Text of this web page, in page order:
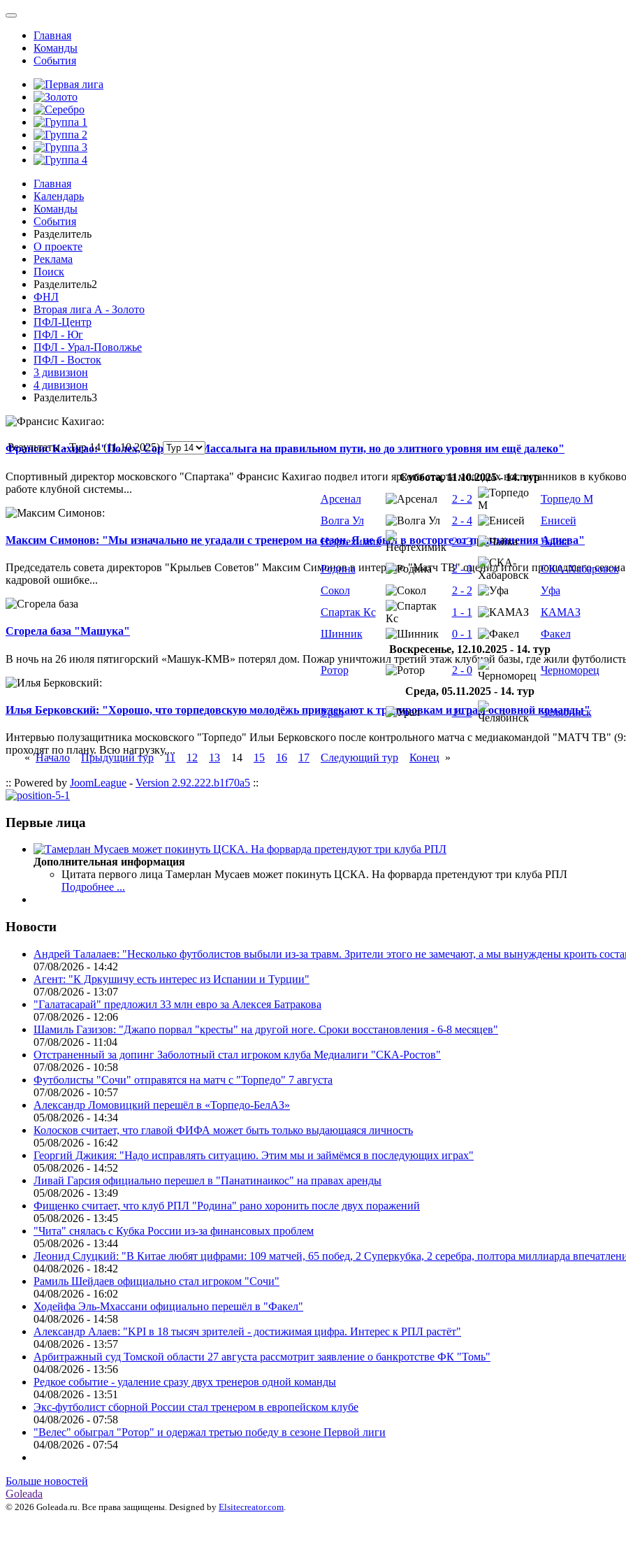
Главная
Команды
События
Главная
Календарь
Команды
События
Разделитель
О проекте
Реклама
Поиск
Разделитель2
ФНЛ
Вторая лига А - Золото
ПФЛ-Центр
ПФЛ - Юг
ПФЛ - Урал-Поволжье
ПФЛ - Восток
3 дивизион
4 дивизион
Разделитель3
Франсис Кахигао: "Полех, Сорокин и Массалыга на правильном пути, но до элитного уровня им ещё далеко"
Спортивный директор московского "Спартака" Франсис Кахигао подвел итоги яркого старта молодых воспитанников в
работе клубной системы...
Максим Симонов: "Мы изначально не угадали с тренером на сезон. Я не был в восторге от приглашения Адиева"
Председатель совета директоров "Крыльев Советов" Максим Симонов в интервью "Матч ТВ" оценил итоги прошедшего сезона
кадровой ошибке...
Сгорела база "Машука"
В ночь на 26 июля пятигорский «Машук-КМВ» потерял дом. Пожар уничтожил третий этаж клубной базы, где жили
Илья Берковский: "Хорошо, что торпедовскую молодёжь привлекают к тренировкам и играм основной команды"
Интервью полузащитника московского "Торпедо" Ильи Берковского после контрольного матча с медиакомандой "МАТЧ ТВ"
проходят по плану. Всю нагрузку,...
Результаты - Тур 14 (11.10.2025)
Суббота, 11.10.2025 - 14. тур
Арсенал
2 - 2
Торпедо М
Волга Ул
2 - 4
Енисей
Нефтехимик
2 - 3 Чайка
Родина 2 - 0
СКА-Хабаровск
Сокол
2 - 2
Уфа
Спартак Кс
1 - 1
КАМАЗ
Шинник
0 - 1
Факел
Воскресенье, 12.10.2025 - 14. тур
Ротор
2 - 0
Черноморец
Среда, 05.11.2025 - 14. тур
Урал
1 - 0 Челябинск
«Начало Прыдущий тур 11 12 13 14 15 16 17 Следующий тур Конец »
:: Powered by JoomLeague - Version 2.92.222.b1f70a5 ::
Первые лица
Дополнительная информация
Цитата первого лица Тамерлан Мусаев может покинуть ЦСКА. На форварда претендуют три клуба РПЛ
Подробнее ...
Новости
Андрей Талалаев: "Несколько футболистов выбыли из-за травм. Зрители этого не замечают, а мы вынуждены кроить
07/08/2026 - 14:42
Агент: "К Дркушичу есть интерес из Испании и Турции"
07/08/2026 - 13:07
"Галатасарай" предложил 33 млн евро за Алексея Батракова
07/08/2026 - 12:06
Шамиль Газизов: "Джапо порвал "кресты" на другой ноге. Сроки восстановления - 6-8 месяцев"
07/08/2026 - 11:04
Отстраненный за допинг Заболотный стал игроком клуба Медиалиги "СКА-Ростов"
07/08/2026 - 10:58
Футболисты "Сочи" отправятся на матч с "Торпедо" 7 августа
07/08/2026 - 10:57
Александр Ломовицкий перешёл в «Торпедо-БелАЗ»
05/08/2026 - 14:34
Колосков считает, что главой ФИФА может быть только выдающаяся личность
05/08/2026 - 16:42
Георгий Джикия: "Надо исправлять ситуацию. Этим мы и займёмся в последующих играх"
05/08/2026 - 14:52
Ливай Гарсия официально перешел в "Панатинаикос" на правах аренды
05/08/2026 - 13:49
Фищенко считает, что клуб РПЛ "Родина" рано хоронить после двух поражений
05/08/2026 - 13:45
"Чита" снялась с Кубка России из-за финансовых проблем
05/08/2026 - 13:44
Леонид Слуцкий: "В Китае любят цифрами: 109 матчей, 65 побед, 2 Суперкубка, 2 серебра, полтора миллиарда
04/08/2026 - 18:42
Рамиль Шейдаев официально стал игроком "Сочи"
04/08/2026 - 16:02
Ходейфа Эль-Мхассани официально перешёл в "Факел"
04/08/2026 - 14:58
Александр Алаев: "KPI в 18 тысяч зрителей - достижимая цифра. Интерес к РПЛ растёт"
04/08/2026 - 13:57
Арбитражный суд Томской области 27 августа рассмотрит заявление о банкротстве ФК "Томь"
04/08/2026 - 13:56
Редкое событие - удаление сразу двух тренеров одной команды
04/08/2026 - 13:51
Экс-футболист сборной России стал тренером в европейском клубе
04/08/2026 - 07:58
"Велес" обыграл "Ротор" и одержал третью победу в сезоне Первой лиги
04/08/2026 - 07:54
Больше новостей
Goleada
© 2026 Goleada.ru. Все права защищены. Designed by Elsitecreator.com